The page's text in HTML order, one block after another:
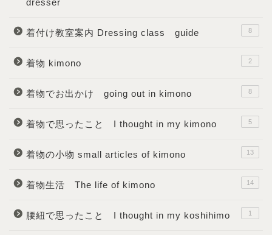
dresser
着付け教室案内 Dressing class guide 8
着物 kimono 2
着物でお出かけ going out in kimono 8
着物で思ったこと I thought in my kimono 5
着物の小物 small articles of kimono 13
着物生活 The life of kimono 14
腰紐で思ったこと I thought in my koshihimo 1